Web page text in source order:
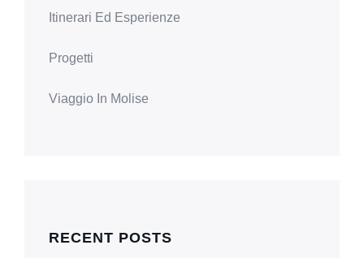
Itinerari Ed Esperienze
Progetti
Viaggio In Molise
RECENT POSTS